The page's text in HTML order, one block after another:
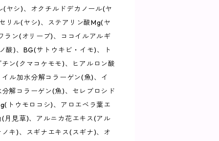
ヤシ)、オクチルドデカノール(ヤ
リル(ヤシ)、ステアリン酸Mg(ヤ
ラン(オリーブ)、ココイルアルギ
酸)、BG(サトウキビ・イモ)、ト
ン(クマコケモモ)、ヒアルロン酸
ル加水分解コラーゲン(魚)、イ
解コラーゲン(魚)、セレブロシド
トウモロコシ)、アロエベラ葉エ
月見草)、アルニカ花エキス(アル
キ)、スギナエキス(スギナ)、オ